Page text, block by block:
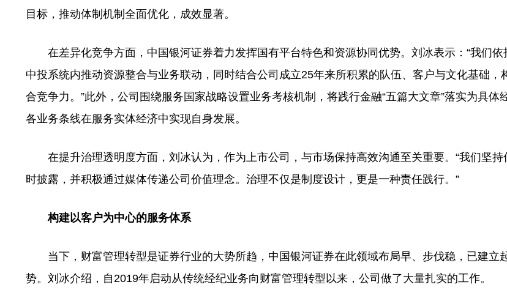
目标，推动体制机制全面优化，成效显著。
在差异化竞争方面，中国银河证券着力发挥国有平台特色和资源协同优势。刘冰表示：“我们依
中投系统内推动资源整合与业务联动，同时结合公司成立25年来所积累的队伍、客户与文化基础，
合竞争力。”此外，公司围绕服务国家战略设置业务考核机制，将践行金融“五篇大文章”落实为具体
各业务条线在服务实体经济中实现自身发展。
在提升治理透明度方面，刘冰认为，作为上市公司，与市场保持高效沟通至关重要。“我们坚持
时披露，并积极通过媒体传递公司价值理念。治理不仅是制度设计，更是一种责任践行。”
构建以客户为中心的服务体系
当下，财富管理转型是证券行业的大势所趋，中国银河证券在此领域布局早、步伐稳，已建立
势。刘冰介绍，自2019年启动从传统经纪业务向财富管理转型以来，公司做了大量扎实的工作。